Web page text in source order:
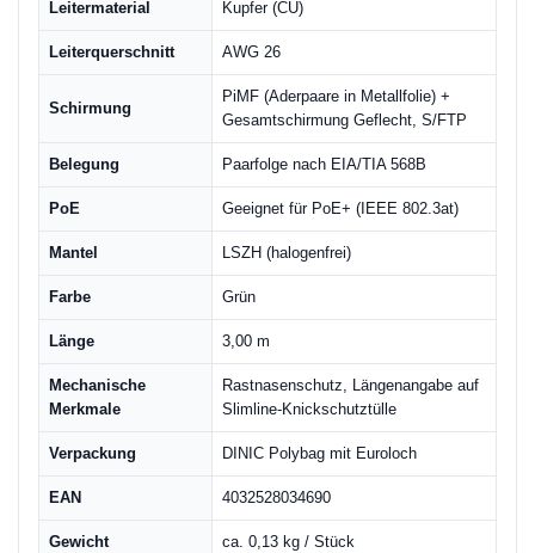
Leitermaterial Kupfer (CU)
Leiterquerschnitt AWG 26
Schirmung
PiMF (Aderpaare in Metallfolie) +
Gesamtschirmung Geflecht, S/FTP
Belegung Paarfolge nach EIA/TIA 568B
PoE Geeignet für PoE+ (IEEE 802.3at)
Mantel LSZH (halogenfrei)
Farbe Grün
Länge 3,00 m
Mechanische
Merkmale
Rastnasenschutz, Längenangabe auf
Slimline-Knickschutztülle
Verpackung DINIC Polybag mit Euroloch
EAN 4032528034690
Gewicht ca. 0,13 kg / Stück